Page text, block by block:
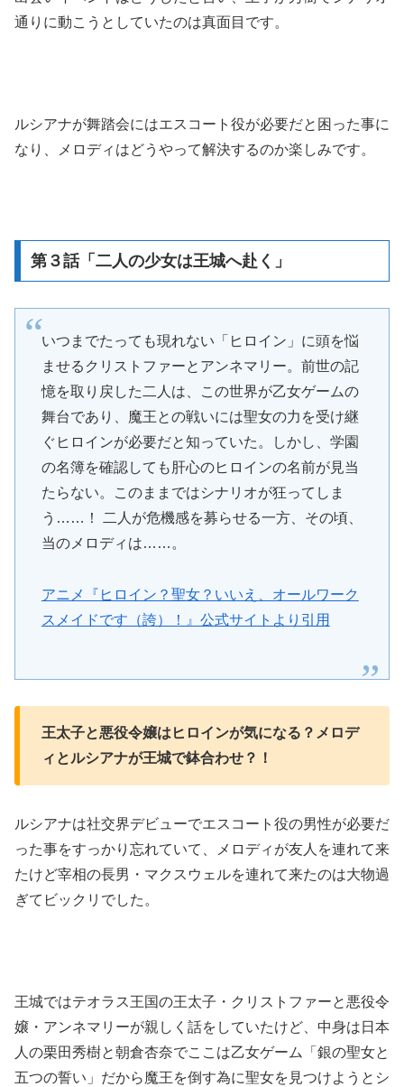
通りに動こうとしていたのは真面目です。
ルシアナが舞踏会にはエスコート役が必要だと困った事に
なり、メロディはどうやって解決するのか楽しみです。
第３話「二人の少女は王城へ赴く」
いつまでたっても現れない「ヒロイン」に頭を悩
ませるクリストファーとアンネマリー。前世の記
憶を取り戻した二人は、この世界が乙女ゲームの
舞台であり、魔王との戦いには聖女の力を受け継
ぐヒロインが必要だと知っていた。しかし、学園
の名簿を確認しても肝心のヒロインの名前が見当
たらない。このままではシナリオが狂ってしま
う……！ 二人が危機感を募らせる一方、その頃、
当のメロディは……。
アニメ『ヒロイン？聖女？いいえ、オールワーク
スメイドです（誇）！』公式サイトより引用
王太子と悪役令嬢はヒロインが気になる？メロデ
ィとルシアナが王城で鉢合わせ？！
ルシアナは社交界デビューでエスコート役の男性が必要だ
った事をすっかり忘れていて、メロディが友人を連れて来
たけど宰相の長男・マクスウェルを連れて来たのは大物過
ぎてビックリでした。
王城ではテオラス王国の王太子・クリストファーと悪役令
嬢・アンネマリーが親しく話をしていたけど、中身は日本
人の栗田秀樹と朝倉杏奈でここは乙女ゲーム「銀の聖女と
五つの誓い」だから魔王を倒す為に聖女を見つけようとシ